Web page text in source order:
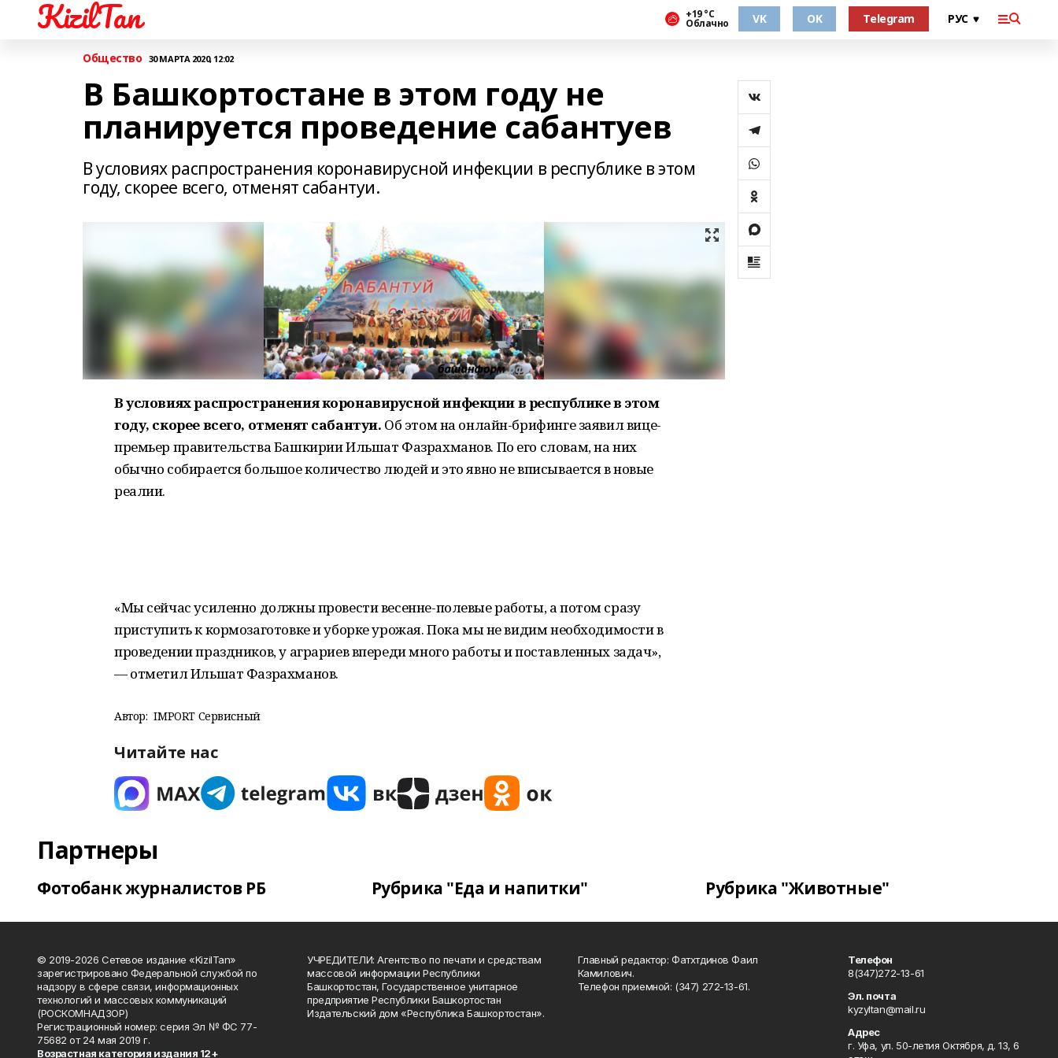
KizilTan +19 °С
Облачно VK OK Telegram
Общество 30 МАРТА 2020, 12:02
В Башкортостане в этом году не
планируется проведение сабантуев
В условиях распространения коронавирусной инфекции в республике в этом
году, скорее всего, отменят сабантуи.
В условиях распространения коронавирусной инфекции в республике в этом
году, скорее всего, отменят сабантуи. Об этом на онлайн-брифинге заявил вице-
премьер правительства Башкирии Ильшат Фазрахманов. По его словам, на них
обычно собирается большое количество людей и это явно не вписывается в новые
реалии.
«Мы сейчас усиленно должны провести весенне-полевые работы, а потом сразу
приступить к кормозаготовке и уборке урожая. Пока мы не видим необходимости в
проведении праздников, у аграриев впереди много работы и поставленных задач»,
— отметил Ильшат Фазрахманов.
Автор: IMPORT Сервисный
Читайте нас
Партнеры
Фотобанк журналистов РБ Рубрика "Еда и напитки" Рубрика "Животные"
© 2019-2026 Сетевое издание «KizilTan»
зарегистрировано Федеральной службой по
надзору в сфере связи, информационных
технологий и массовых коммуникаций
(РОСКОМНАДЗОР)
Регистрационный номер: серия Эл № ФС 77-
75682 от 24 мая 2019 г.
Возрастная категория издания 12+
УЧРЕДИТЕЛИ: Агентство по печати и средствам
массовой информации Республики
Башкортостан, Государственное унитарное
предприятие Республики Башкортостан
Издательский дом «Республика Башкортостан».
Главный редактор: Фатхтдинов Фаил
Камилович.
Телефон приемной: (347) 272-13-61.
Телефон
8(347)272-13-61
Эл. почта
kyzyltan@mail.ru
Адрес
г. Уфа, ул. 50-летия Октября, д. 13, 6